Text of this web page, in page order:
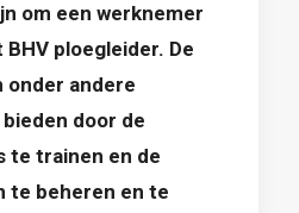
om een werknemer
ploegleider. De
onder andere
door de
te trainen en de
te beheren en te